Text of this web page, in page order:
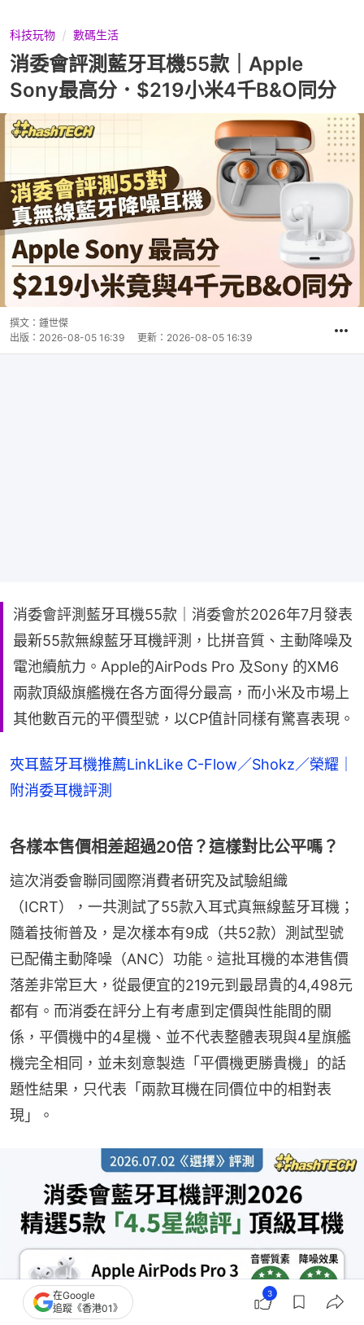
科技玩物 數碼生活
消委會評測藍牙耳機55款｜Apple
Sony最高分．$219小米4千B&O同分
撰文： 鍾世傑
出版： 2026-08-05 16:39 更新： 2026-08-05 16:39
消委會評測藍牙耳機55款｜消委會於2026年7月發表
最新55款無線藍牙耳機評測，比拼音質、主動降噪及
電池續航力。Apple的AirPods Pro 及Sony 的XM6
兩款頂級旗艦機在各方面得分最高，而小米及市場上
其他數百元的平價型號，以CP值計同樣有驚喜表現。
夾耳藍牙耳機推薦LinkLike C-Flow／Shokz／榮耀｜
附消委耳機評測
各樣本售價相差超過20倍？這樣對比公平嗎？
這次消委會聯同國際消費者研究及試驗組織
（ICRT），一共測試了55款入耳式真無線藍牙耳機；
隨着技術普及，是次樣本有9成（共52款）測試型號
已配備主動降噪（ANC）功能。這批耳機的本港售價
落差非常巨大，從最便宜的219元到最昂貴的4,498元
都有。而消委在評分上有考慮到定價與性能間的關
係，平價機中的4星機、並不代表整體表現與4星旗艦
機完全相同，並未刻意製造「平價機更勝貴機」的話
題性結果，只代表「兩款耳機在同價位中的相對表
現」。
在Google
追蹤《香港01》
3